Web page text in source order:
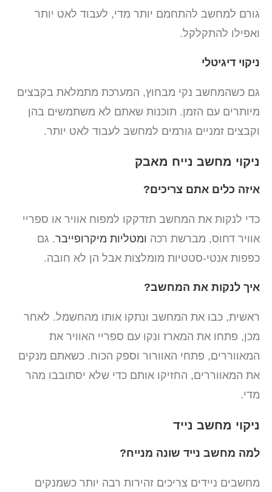
גורם למחשב להתחמם יותר מדי, לעבוד לאט יותר
ואפילו להתקלקל.
ניקוי דיגיטלי
גם כשהמחשב נקי מבחוץ, המערכת מתמלאת בקבצים
מיותרים עם הזמן. תוכנות שאתם לא משתמשים בהן
וקבצים זמניים גורמים למחשב לעבוד לאט יותר.
ניקוי מחשב נייח מאבק
איזה כלים אתם צריכים?
כדי לנקות את המחשב תזדקקו למפוח אוויר או ספריי
אוויר דחוס, מברשת רכה ומטליות מיקרופייבר. גם
כפפות אנטי-סטטיות מומלצות אבל הן לא חובה.
איך לנקות את המחשב?
ראשית, כבו את המחשב ונתקו אותו מהחשמל. לאחר
מכן, פתחו את המארז ונקו עם ספריי האוויר את
המאווררים, פתחי האוורור וספק הכוח. כשאתם מנקים
את המאווררים, החזיקו אותם כדי שלא יסתובבו מהר
מדי.
ניקוי מחשב נייד
למה מחשב נייד שונה מנייח?
מחשבים ניידים צריכים זהירות רבה יותר כשמנקים